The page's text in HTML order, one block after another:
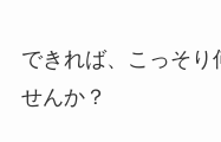
できれば、こっそり
せんか？